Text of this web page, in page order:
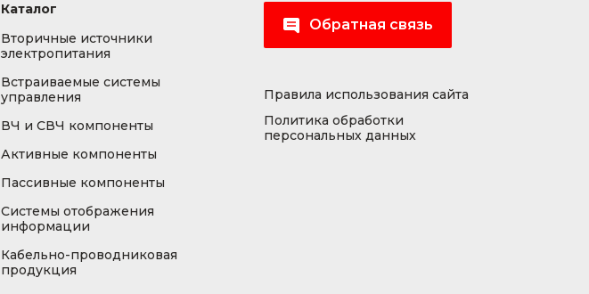
Каталог
Вторичные источники
электропитания
Встраиваемые системы
управления
ВЧ и СВЧ компоненты
Активные компоненты
Пассивные компоненты
Системы отображения
информации
Кабельно-проводниковая
продукция
Обратная связь
Правила использования сайта
Политика обработки
персональных данных